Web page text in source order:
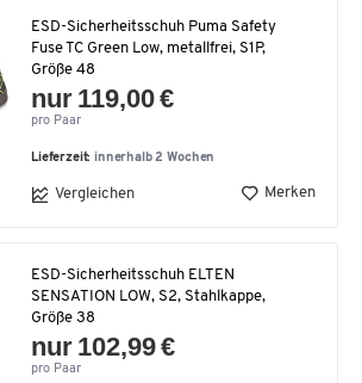
ESD-Sicherheitsschuh Puma Safety
Fuse TC Green Low, metallfrei, S1P,
Größe 48
nur 119,00 €
pro Paar
Lieferzeit: innerhalb 2 Wochen
Vergleichen Merken
ESD-Sicherheitsschuh ELTEN
SENSATION LOW, S2, Stahlkappe,
Größe 38
nur 102,99 €
pro Paar